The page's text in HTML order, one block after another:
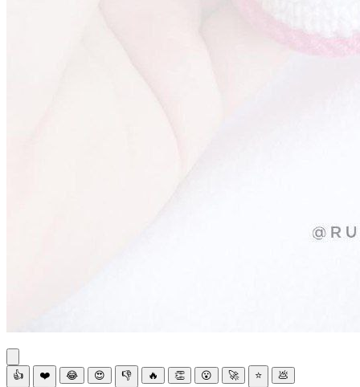
👍 ❤️ 😂 😍 👎 🔥 👏 😮 🚀 ⭐ 💩